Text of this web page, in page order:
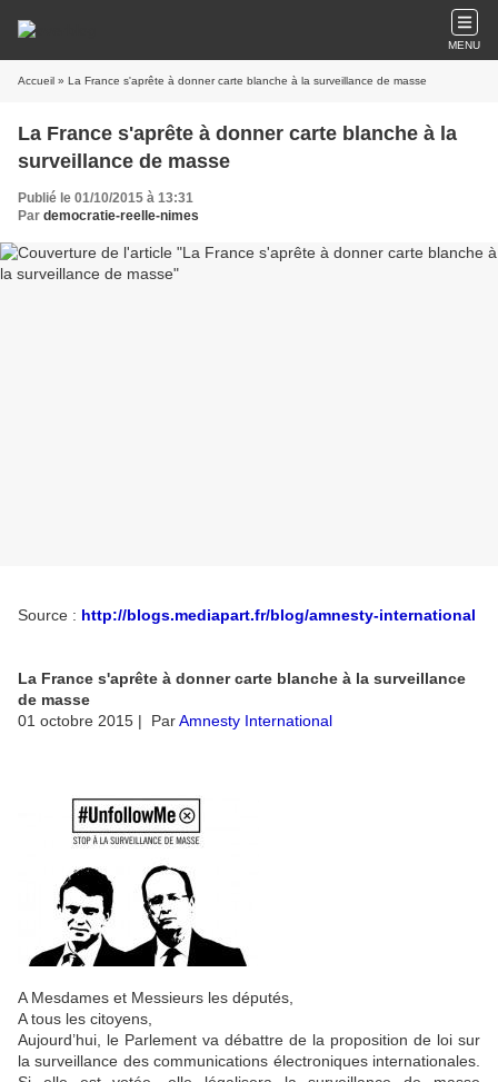
MENU
Accueil » La France s'aprête à donner carte blanche à la surveillance de masse
La France s'aprête à donner carte blanche à la
surveillance de masse
Publié le 01/10/2015 à 13:31
Par democratie-reelle-nimes
Source : http://blogs.mediapart.fr/blog/amnesty-international
La France s'aprête à donner carte blanche à la surveillance
de masse
01 octobre 2015 | ParAmnesty International
A Mesdames et Messieurs les députés,
A tous les citoyens,
Aujourd’hui, le Parlement va débattre de la proposition de loi sur
la surveillance des communications électroniques internationales.